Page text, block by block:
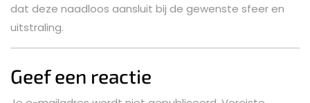
dat deze naadloos aansluit bij de gewenste sfeer en
uitstraling.
Geef een reactie